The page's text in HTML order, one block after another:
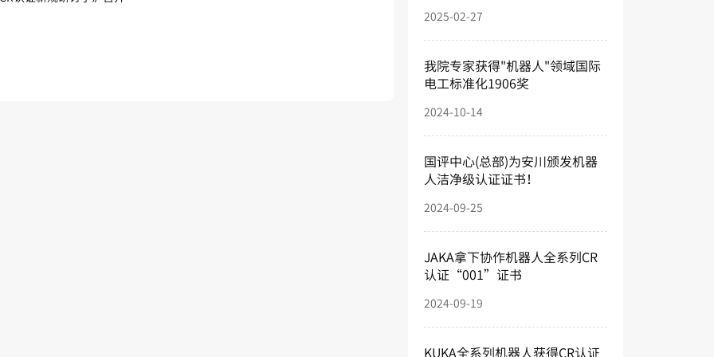
2025-02-27
我院专家获得"机器人"领域国际
电工标准化1906奖
2024-10-14
国评中心(总部)为安川颁发机器
人洁净级认证证书！
2024-09-25
JAKA拿下协作机器人全系列CR
认证“001”证书
2024-09-19
KUKA全系列机器人获得CR认证